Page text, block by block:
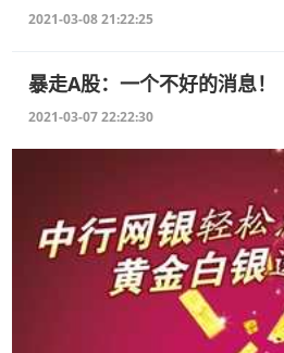
2021-03-08 21:22:25
暴走A股：一个不好的消息！
2021-03-07 22:22:30